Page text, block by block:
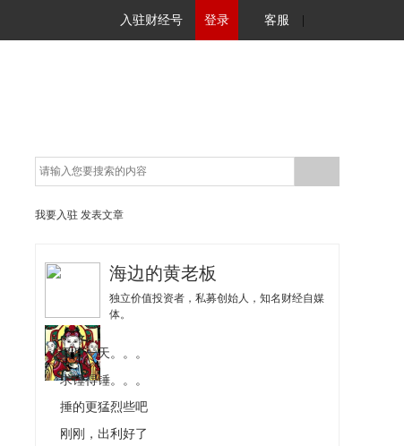
入驻财经号 登录 客服
我要入驻 发表文章
海边的黄老板
独立价值投资者，私募创始人，知名财经自媒
体。
最后一天。。。
求锤得锤。。。
捶的更猛烈些吧
刚刚，出利好了